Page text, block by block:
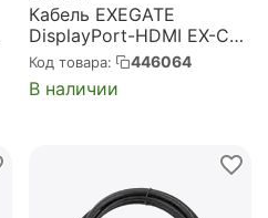
Кабель EXEGATE
DisplayPort-HDMI EX-CC-
DP-HDMI-1.5 (20M/19M,
1,5м, экран)
(EX294709RUS)
Код товара: 446064
В наличии